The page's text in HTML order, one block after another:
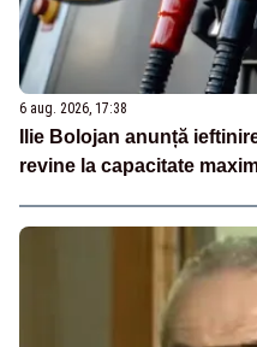
6 aug. 2026, 17:38
Ilie Bolojan anunță
revine la capacitate